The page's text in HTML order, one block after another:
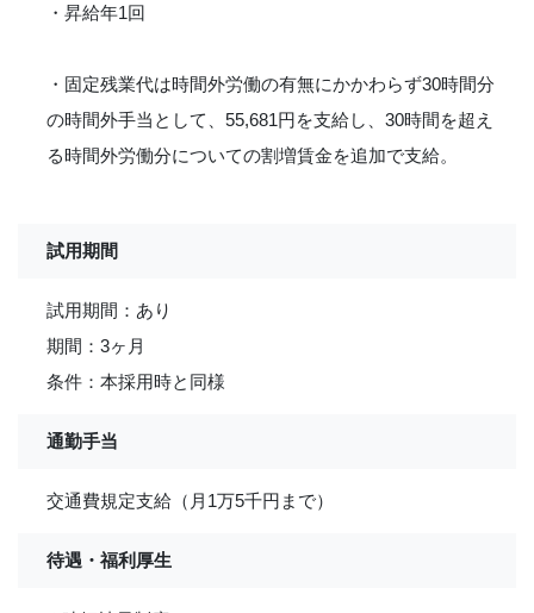
・昇給年1回
・固定残業代は時間外労働の有無にかかわらず30時間分
の時間外手当として、55,681円を支給し、30時間を超え
る時間外労働分についての割増賃金を追加で支給。
試用期間
試用期間：あり
期間：3ヶ月
条件：本採用時と同様
通勤手当
交通費規定支給（月1万5千円まで）
待遇・福利厚生